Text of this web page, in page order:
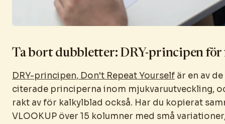
Ta bort dubbletter: DRY-principen för
DRY-principen, Don't Repeat Yourself är en av
citerade principerna inom mjukvaruutveckling,
rakt av för kalkylblad också. Har du kopierat
VLOOKUP över 15 kolumner med små